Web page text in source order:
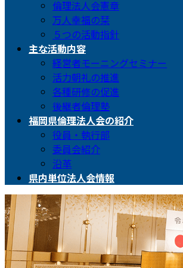
倫理法人会憲章
万人幸福の栞
５つの活動指針
主な活動内容
経営者モーニングセミナー
活力朝礼の推進
各種研修の促進
後継者倫理塾
福岡県倫理法人会の紹介
役員・執行部
委員会紹介
沿革
県内単位法人会情報